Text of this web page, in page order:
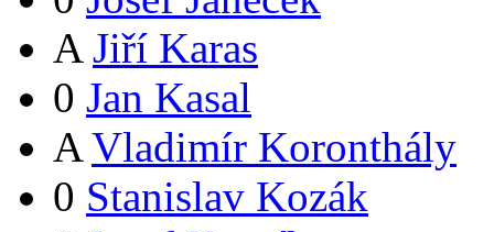
A Jiří Karas
0 Jan Kasal
A Vladimír Koronthály
0 Stanislav Kozák